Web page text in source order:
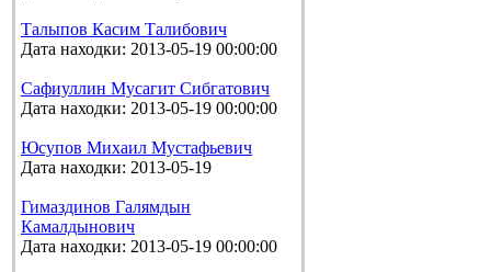
Талыпов Касим Талибович
Дата находки: 2013-05-19 00:00:00
Сафиуллин Мусагит Сибгатович
Дата находки: 2013-05-19 00:00:00
Юсупов Михаил Мустафьевич
Дата находки: 2013-05-19
Гимаздинов Галямдын
Камалдынович
Дата находки: 2013-05-19 00:00:00